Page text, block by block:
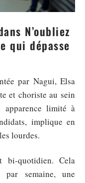
N’oubliez
qui dépasse
par Nagui, Elsa
et choriste au sein
limité à
implique en
lourdes.
bi-quotidien. Cela
par semaine, une